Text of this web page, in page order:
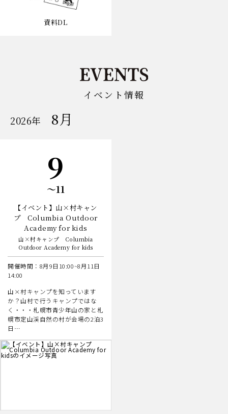
資料DL
イベント情報
2026年
8月
9
〜11
【イベント】山×村キャン
プ Columbia Outdoor
Academy for kids
山×村キャンプ Columbia
Outdoor Academy for kids
開催時間：8月9日10:00~8月11日
14:00
山×村キャンプを知っています
か？山村で行うキャンプではな
く・・・札幌市青少年山の家と札
幌市定山渓自然の村が会場の2泊3
日…